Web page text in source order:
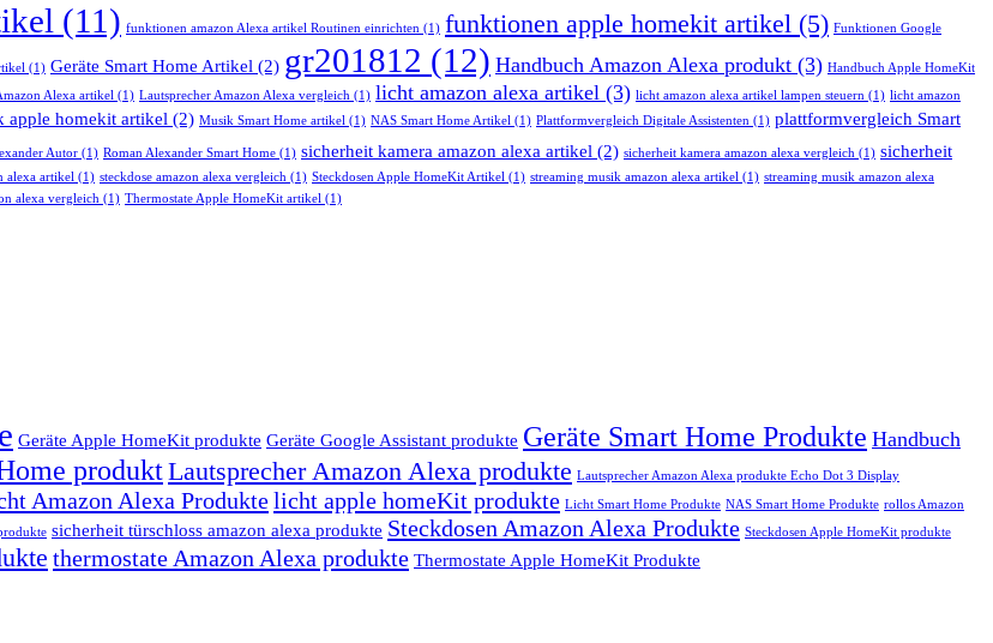
(11) funktionen amazon Alexa artikel Routinen einrichten (1) funktionen apple homekit artikel (5) Funktionen Google
(1) Geräte Smart Home Artikel (2) gr201812 (12) Handbuch Amazon Alexa produkt (3) Handbuch Apple HomeKit
Alexa artikel (1) Lautsprecher Amazon Alexa vergleich (1) licht amazon alexa artikel (3) licht amazon alexa artikel lampen steuern (1) licht amazon
apple homekit artikel (2) Musik Smart Home artikel (1) NAS Smart Home Artikel (1) Plattformvergleich Digitale Assistenten (1) plattformvergleich Smart
Autor (1) Roman Alexander Smart Home (1) sicherheit kamera amazon alexa artikel (2) sicherheit kamera amazon alexa vergleich (1) sicherheit
alexa artikel (1) steckdose amazon alexa vergleich (1) Steckdosen Apple HomeKit Artikel (1) streaming musik amazon alexa artikel (1) streaming musik amazon alexa
alexa vergleich (1) Thermostate Apple HomeKit artikel (1)
Geräte Apple HomeKit produkte Geräte Google Assistant produkte Geräte Smart Home Produkte Handbuch
produktLautsprecher Amazon Alexa produkte Lautsprecher Amazon Alexa produkte Echo Dot 3 Display
Amazon Alexa Produktelicht apple homeKit produkte Licht Smart Home Produkte NAS Smart Home Produkte rollos Amazon
sicherheit türschloss amazon alexa produkte Steckdosen Amazon Alexa Produkte Steckdosen Apple HomeKit produkte
thermostate Amazon Alexa produkte Thermostate Apple HomeKit Produkte